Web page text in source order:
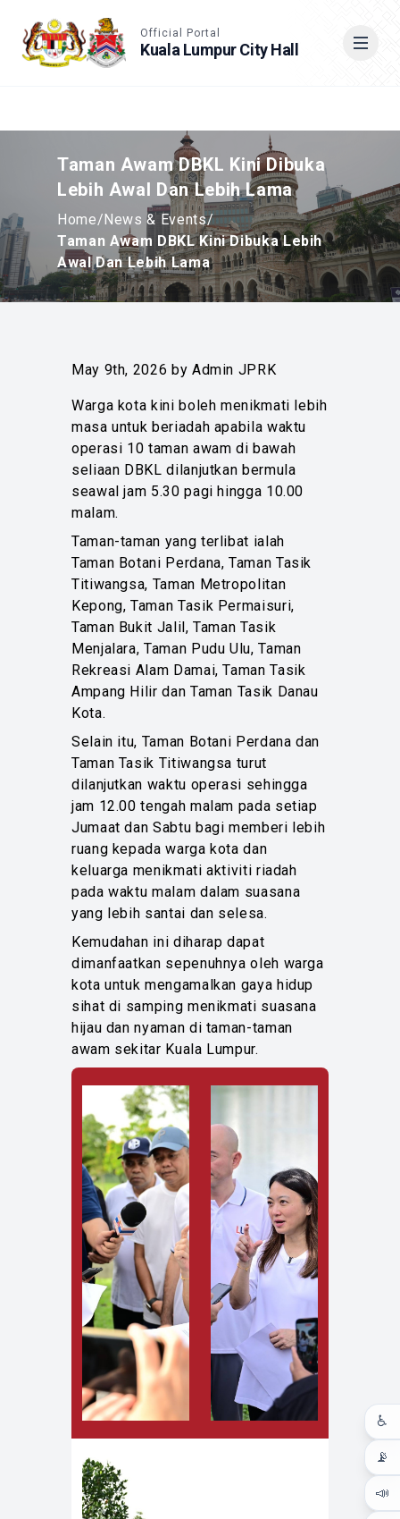
Official Portal
Kuala Lumpur City Hall
♿
📡
📣
Taman Awam DBKL Kini Dibuka
Lebih Awal Dan Lebih Lama
Home/News & Events/
Taman Awam DBKL Kini Dibuka Lebih
Awal Dan Lebih Lama
May 9th, 2026 by Admin JPRK
Warga kota kini boleh menikmati lebih
masa untuk beriadah apabila waktu
operasi 10 taman awam di bawah
seliaan DBKL dilanjutkan bermula
seawal jam 5.30 pagi hingga 10.00
malam.
Taman-taman yang terlibat ialah
Taman Botani Perdana, Taman Tasik
Titiwangsa, Taman Metropolitan
Kepong, Taman Tasik Permaisuri,
Taman Bukit Jalil, Taman Tasik
Menjalara, Taman Pudu Ulu, Taman
Rekreasi Alam Damai, Taman Tasik
Ampang Hilir dan Taman Tasik Danau
Kota.
Selain itu, Taman Botani Perdana dan
Taman Tasik Titiwangsa turut
dilanjutkan waktu operasi sehingga
jam 12.00 tengah malam pada setiap
Jumaat dan Sabtu bagi memberi lebih
ruang kepada warga kota dan
keluarga menikmati aktiviti riadah
pada waktu malam dalam suasana
yang lebih santai dan selesa.
Kemudahan ini diharap dapat
dimanfaatkan sepenuhnya oleh warga
kota untuk mengamalkan gaya hidup
sihat di samping menikmati suasana
hijau dan nyaman di taman-taman
awam sekitar Kuala Lumpur.